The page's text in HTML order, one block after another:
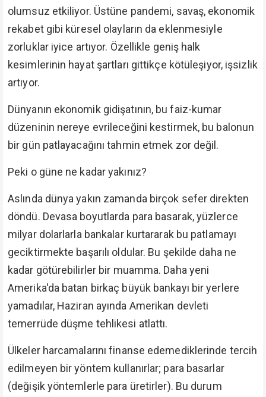
olumsuz etkiliyor. Üstüne pandemi, savaş, ekonomik
rekabet gibi küresel olayların da eklenmesiyle
zorluklar iyice artıyor. Özellikle geniş halk
kesimlerinin hayat şartları gittikçe kötüleşiyor, işsizlik
artıyor.
Dünyanın ekonomik gidişatının, bu faiz-kumar
düzeninin nereye evrileceğini kestirmek, bu balonun
bir gün patlayacağını tahmin etmek zor değil.
Peki o güne ne kadar yakınız?
Aslında dünya yakın zamanda birçok sefer direkten
döndü. Devasa boyutlarda para basarak, yüzlerce
milyar dolarlarla bankalar kurtararak bu patlamayı
geciktirmekte başarılı oldular. Bu şekilde daha ne
kadar götürebilirler bir muamma. Daha yeni
Amerika'da batan birkaç büyük bankayı bir yerlere
yamadılar, Haziran ayında Amerikan devleti
temerrüde düşme tehlikesi atlattı.
Ülkeler harcamalarını finanse edemediklerinde tercih
edilmeyen bir yöntem kullanırlar; para basarlar
(değişik yöntemlerle para üretirler). Bu durum